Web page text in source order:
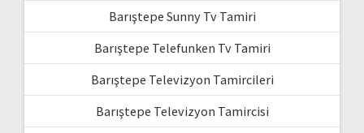
Barıştepe Sunny Tv Tamiri
Barıştepe Telefunken Tv Tamiri
Barıştepe Televizyon Tamircileri
Barıştepe Televizyon Tamircisi